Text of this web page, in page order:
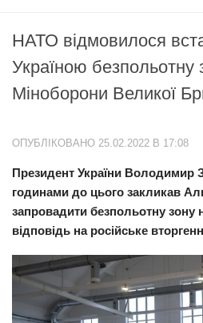
Дніпро
Львів
Івано-Франківськ
Донбас
Одеса
Прикарпаття
Економіка
Політика
Світ
НАТО відмовилося
Україною безпольотну
Міноборони Великої
ОПУБЛІКОВАНО 25.02.2022 В 17:08
Президент України Володимир
годинами до цього закликав
запровадити безпольотну зону
відповідь на російське